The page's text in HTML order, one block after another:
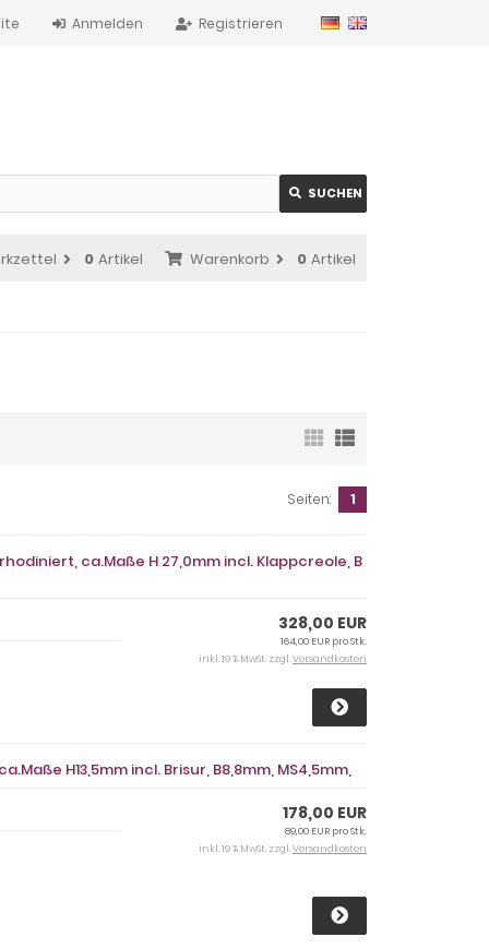
Registrieren
Anmelden
SUCHEN
Warenkorb 0 Artikel
0 Artikel
Seiten: 1
ca.Maße H 27,0mm incl. Klappcreole, B
328,00 EUR
164,00 EUR pro Stk.
inkl. 19 % MwSt. zzgl.Versandkosten
H13,5mm incl. Brisur, B8,8mm, MS4,5mm,
178,00 EUR
89,00 EUR pro Stk.
inkl. 19 % MwSt. zzgl.Versandkosten